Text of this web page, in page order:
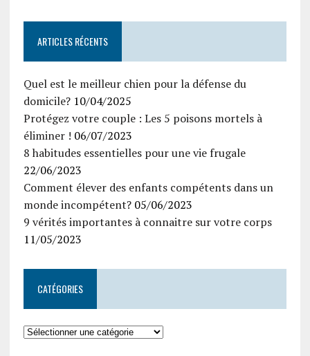
ARTICLES RÉCENTS
Quel est le meilleur chien pour la défense du
domicile? 10/04/2025
Protégez votre couple : Les 5 poisons mortels à
éliminer ! 06/07/2023
8 habitudes essentielles pour une vie frugale
22/06/2023
Comment élever des enfants compétents dans un
monde incompétent? 05/06/2023
9 vérités importantes à connaitre sur votre corps
11/05/2023
CATÉGORIES